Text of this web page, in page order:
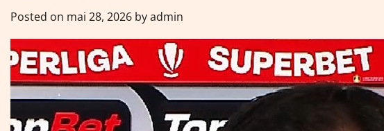
Posted on mai 28, 2026 byadmin